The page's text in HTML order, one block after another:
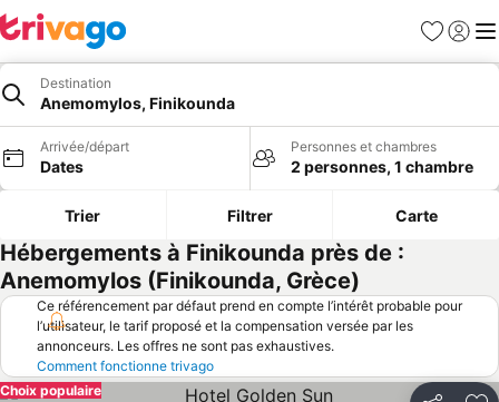
Favoris
Se
Destination
Anemomylos, Finikounda
Arrivée/départ
Dates
Personnes et chambres
2 personnes, 1 chambre
Trier Filtrer Carte
Hébergements à Finikounda près de :
Anemomylos (Finikounda, Grèce)
Ce référencement par défaut prend en compte l’intérêt probable pour
l’utilisateur, le tarif proposé et la compensation versée par les
annonceurs. Les offres ne sont pas exhaustives.
Comment fonctionne trivago
Choix populaire